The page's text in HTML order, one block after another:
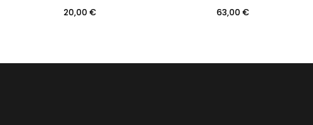
20,00 € 63,00 €